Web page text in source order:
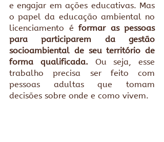
e engajar em ações educativas. Mas
o papel da educação ambiental no
licenciamento é formar as pessoas
para participarem da gestão
socioambiental de seu território de
forma qualificada. Ou seja, esse
trabalho precisa ser feito com
pessoas adultas que tomam
decisões sobre onde e como vivem.